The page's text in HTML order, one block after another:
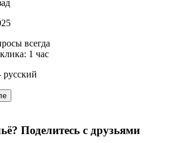
всегда
1 час
Поделитесь с друзьями